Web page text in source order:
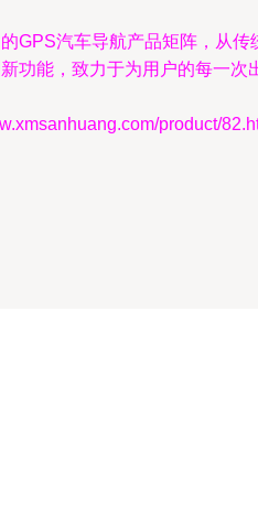
GPS汽车导航产品矩阵，从
功能，致力于为用户的每一
product/